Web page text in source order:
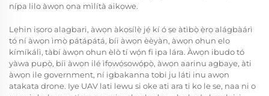
nípa lilo àwọn ọna mìlítà aikọwe.
Lẹhin iṣoro alagbari, àwọn àkọsílẹ̀ jẹ́ kí ó ṣe àtìbọ̀ ẹ̀rọ alágbàárì
tó ní àwọn ìmọ̀ pátápátá, bíi àwọn èèyàn, àwọn ohun elo
kímíkálì, tàbí àwọn ohun èlò tí wọ́n fi ipa lára. Àwọn ibudo tó
yàwa pupọ̀, bíi àwọn ilé ìfọwọ́sowọ́pọ̀, àwọn aarinu agbaye, àti
àwọn ile government, ní igbakanna tobi ju láti inu awọn
atakata drone. Iye UAV lati lewu si oke ati ara ti ko le se, naa ni o